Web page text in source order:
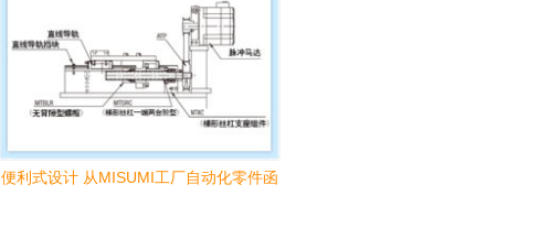
便利式设计 从MISUMI工厂自动化零件函